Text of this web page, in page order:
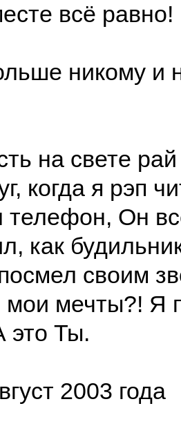
всё равно!
никому и
на свете
когда я рэп
телефон, Он
как
своим
мои мечты?! Я
это Ты.
2003 года